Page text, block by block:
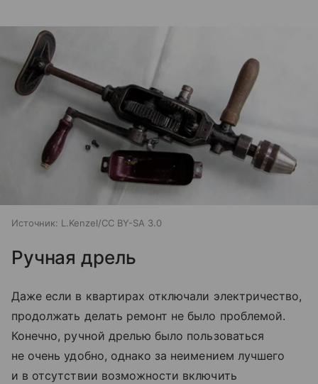
Источник: L.Kenzel/CC BY-SA 3.0
Ручная дрель
Даже если в квартирах отключали электричество,
продолжать делать ремонт не было проблемой.
Конечно, ручной дрелью было пользоваться
не очень удобно, однако за неимением лучшего
и в отсутствии возможности включить